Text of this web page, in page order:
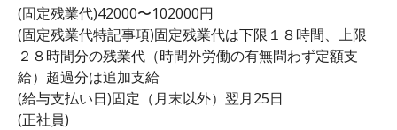
(固定残業代)42000〜102000円
(固定残業代特記事項)固定残業代は下限１８時間、上限
２８時間分の残業代（時間外労働の有無問わず定額支
給）超過分は追加支給
(給与支払い日)固定（月末以外）翌月25日
(正社員)